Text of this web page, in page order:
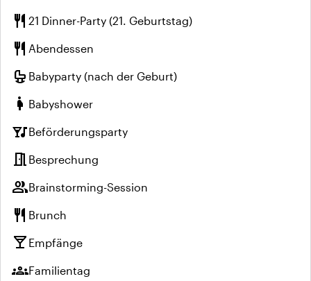
restaurant 21 Dinner-Party (21. Geburtstag)
restaurant Abendessen
crib Babyparty (nach der Geburt)
pregnant_woman Babyshower
nightlifeBeförderungsparty
meeting_room Besprechung
groupBrainstorming-Session
restaurant Brunch
local_bar Empfänge
groupsFamilientag